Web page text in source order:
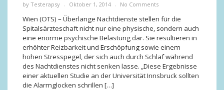
by Testerapsy Oktober 1, 2014 No Comments
Wien (OTS) – Überlange Nachtdienste stellen für die
Spitalsärzteschaft nicht nur eine physische, sondern auch
eine enorme psychische Belastung dar. Sie resultieren in
erhöhter Reizbarkeit und Erschöpfung sowie einem
hohen Stresspegel, der sich auch durch Schlaf während
des Nachtdienstes nicht senken lasse. „Diese Ergebnisse
einer aktuellen Studie an der Universität Innsbruck sollten
die Alarmglocken schrillen […]